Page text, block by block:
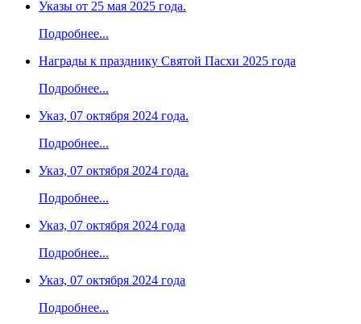
Указы от 25 мая 2025 года.
Подробнее...
Награды к празднику Святой Пасхи 2025 года
Подробнее...
Указ, 07 октября 2024 года.
Подробнее...
Указ, 07 октября 2024 года.
Подробнее...
Указ, 07 октября 2024 года
Подробнее...
Указ, 07 октября 2024 года
Подробнее...